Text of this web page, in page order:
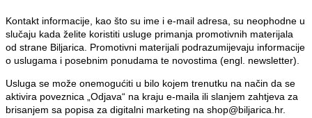
Kontakt informacije, kao što su ime i e-mail adresa, su neophodne u
slučaju kada želite koristiti usluge primanja promotivnih materijala
od strane Biljarica. Promotivni materijali podrazumijevaju informacije
o uslugama i posebnim ponudama te novostima (engl. newsletter).
Usluga se može onemogućiti u bilo kojem trenutku na način da se
aktivira poveznica „Odjava“ na kraju e-maila ili slanjem zahtjeva za
brisanjem sa popisa za digitalni marketing na shop@biljarica.hr.